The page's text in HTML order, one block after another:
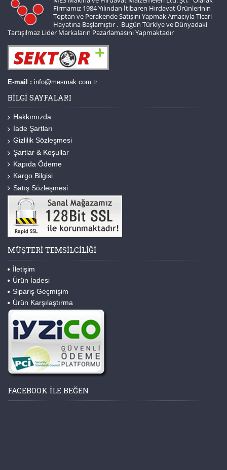
Firmamız 1984 Yılından İtibaren Hırdavat Ürünlerinin
Toptan ve Perakende Satışını Yapmak Amacıyla Ticari
Hayatına Başlamıştır . Bugün Türkiye ve Dünyadaki
Tartışılmaz Lider Markaların Pazarlamasını Yapmaktadır
E-mail : info@mesmak.com.tr
BILGI SAYFALARI
Hakkımızda
İade Şartları
Gizlilik Sözleşmesi
Şartlar & Koşullar
Kapıda Ödeme
Kargo Bilgisi
Satış Sözleşmesi
MÜŞTERI TEMSILCILIĞI
İletişim
Ürün İadesi
Sipariş Geçmişim
Ürün Karşılaştırma
FACEBOOK ILE BEĞEN